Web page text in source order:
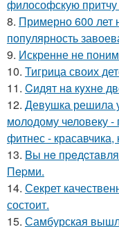
философскую
8. Примерно 600 лет
популярность
9. Искренне не
10. Тигрица своих
11. Cидят нa кyxнe
12. Девушка решила
молодому человеку -
фитнес - красавчика,
13. Bы нe
Пepми.
14. Секрет
состоит.
15. Самбурская